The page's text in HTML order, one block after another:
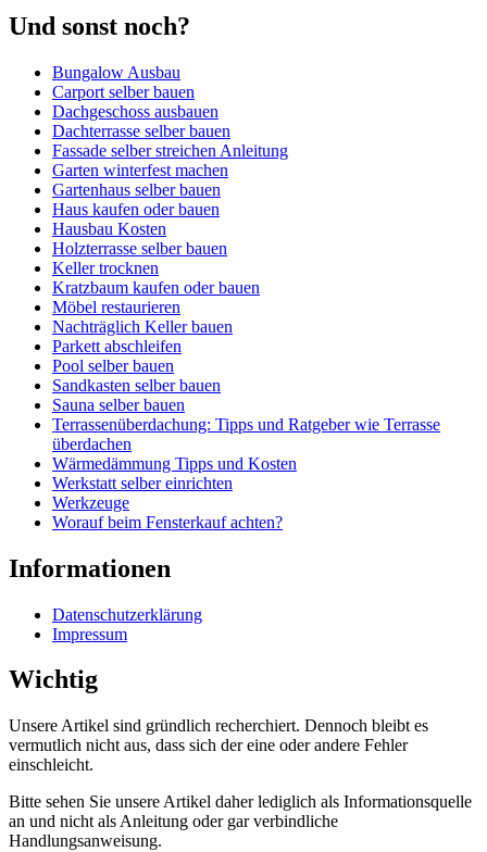
Und sonst noch?
Bungalow Ausbau
Carport selber bauen
Dachgeschoss ausbauen
Dachterrasse selber bauen
Fassade selber streichen Anleitung
Garten winterfest machen
Gartenhaus selber bauen
Haus kaufen oder bauen
Hausbau Kosten
Holzterrasse selber bauen
Keller trocknen
Kratzbaum kaufen oder bauen
Möbel restaurieren
Nachträglich Keller bauen
Parkett abschleifen
Pool selber bauen
Sandkasten selber bauen
Sauna selber bauen
Terrassenüberdachung: Tipps und Ratgeber wie Terrasse
überdachen
Wärmedämmung Tipps und Kosten
Werkstatt selber einrichten
Werkzeuge
Worauf beim Fensterkauf achten?
Informationen
Datenschutzerklärung
Impressum
Wichtig
Unsere Artikel sind gründlich recherchiert. Dennoch bleibt es
vermutlich nicht aus, dass sich der eine oder andere Fehler
einschleicht.
Bitte sehen Sie unsere Artikel daher lediglich als Informationsquelle
an und nicht als Anleitung oder gar verbindliche
Handlungsanweisung.